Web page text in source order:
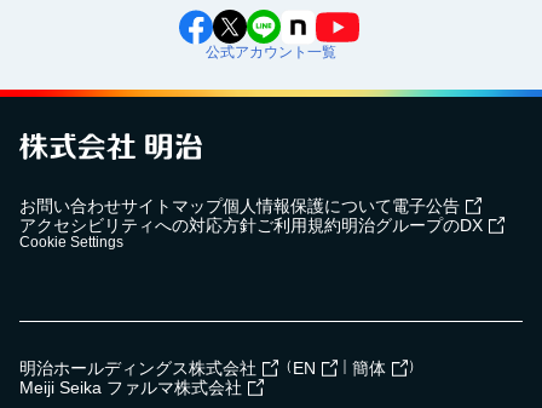
公式アカウント一覧
お問い合わせサイトマップ個人情報保護について電子公告
アクセシビリティへの対応方針ご利用規約明治グループのDX
Cookie Settings
明治ホールディングス株式会社 （ EN ｜ 簡体 ）
Meiji Seika ファルマ株式会社